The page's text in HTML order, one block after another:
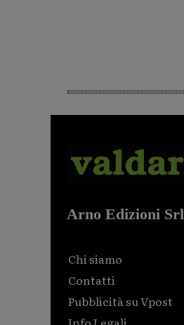
Arno Edizioni Srl
Chi siamo
Contatti
Pubblicità su Vpost